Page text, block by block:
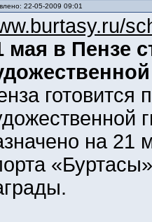
22-05-2009 09:01
мая в Пензе
готовится
на 21